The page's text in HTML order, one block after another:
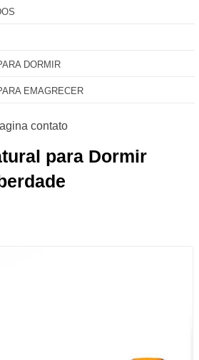
DORMIR
EMAGRECER
para Dormir